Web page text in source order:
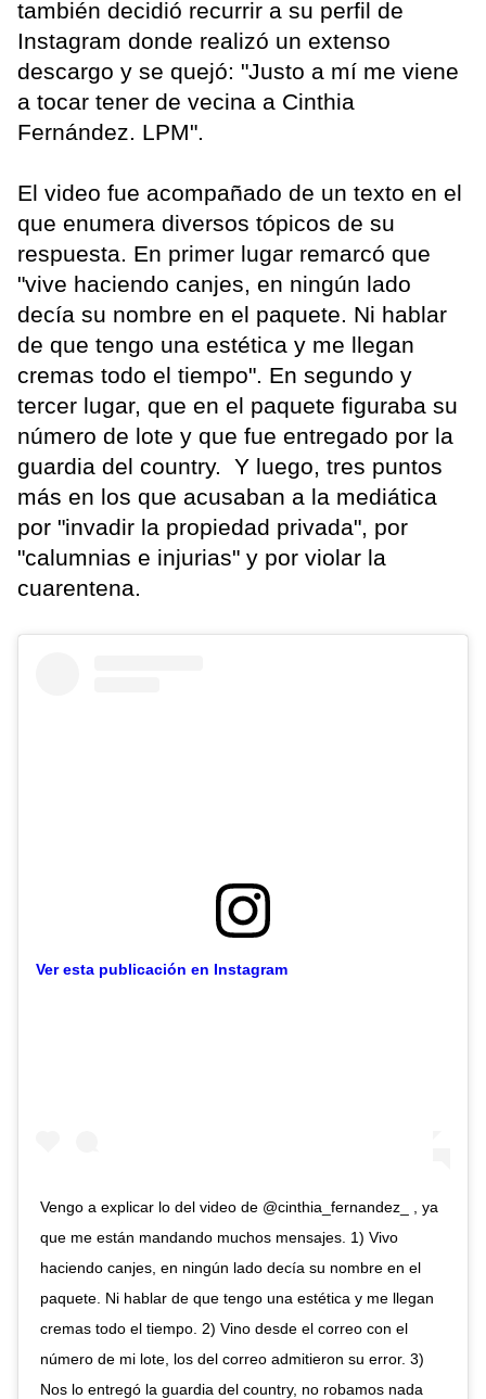
también decidió recurrir a su perfil de
Instagram donde realizó un extenso
descargo y se quejó: "Justo a mí me viene
a tocar tener de vecina a Cinthia
Fernández. LPM".
El video fue acompañado de un texto en el
que enumera diversos tópicos de su
respuesta. En primer lugar remarcó que
"vive haciendo canjes, en ningún lado
decía su nombre en el paquete. Ni hablar
de que tengo una estética y me llegan
cremas todo el tiempo". En segundo y
tercer lugar, que en el paquete figuraba su
número de lote y que fue entregado por la
guardia del country. Y luego, tres puntos
más en los que acusaban a la mediática
por "invadir la propiedad privada", por
"calumnias e injurias" y por violar la
cuarentena.
Ver esta publicación en Instagram
Vengo a explicar lo del video de @cinthia_fernandez_ , ya
que me están mandando muchos mensajes. 1) Vivo
haciendo canjes, en ningún lado decía su nombre en el
paquete. Ni hablar de que tengo una estética y me llegan
cremas todo el tiempo. 2) Vino desde el correo con el
número de mi lote, los del correo admitieron su error. 3)
Nos lo entregó la guardia del country, no robamos nada